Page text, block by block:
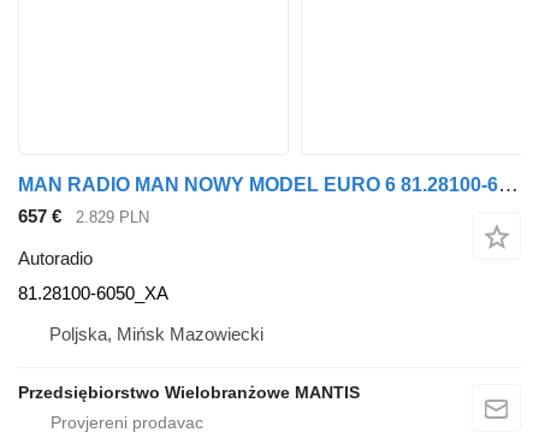
MAN RADIO MAN NOWY MODEL EURO 6 81.28100-6050 81.28100-6050_XA autoradio za tegljača
657 € 2.829 PLN
Autoradio
81.28100-6050_XA
Poljska, Mińsk Mazowiecki
Przedsiębiorstwo Wielobranżowe MANTIS